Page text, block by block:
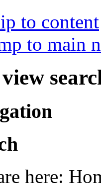
to content
to main
here: